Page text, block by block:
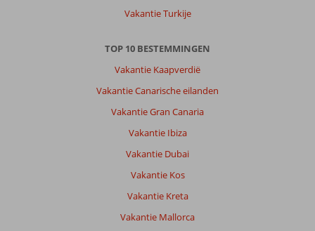
Vakantie Turkije
TOP 10 BESTEMMINGEN
Vakantie Kaapverdië
Vakantie Canarische eilanden
Vakantie Gran Canaria
Vakantie Ibiza
Vakantie Dubai
Vakantie Kos
Vakantie Kreta
Vakantie Mallorca